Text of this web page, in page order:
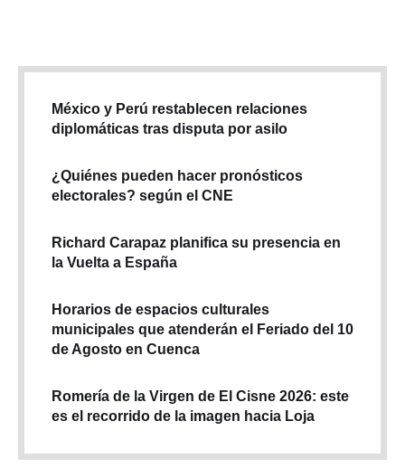
México y Perú restablecen relaciones
diplomáticas tras disputa por asilo
¿Quiénes pueden hacer pronósticos
electorales? según el CNE
Richard Carapaz planifica su presencia en
la Vuelta a España
Horarios de espacios culturales
municipales que atenderán el Feriado del 10
de Agosto en Cuenca
Romería de la Virgen de El Cisne 2026: este
es el recorrido de la imagen hacia Loja